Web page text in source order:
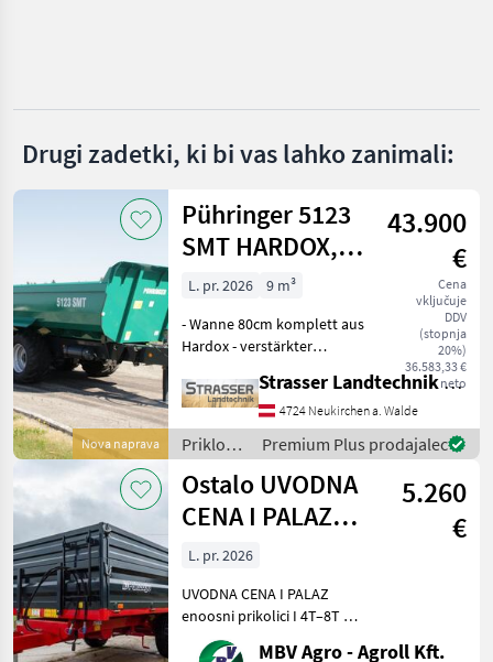
Drugi zadetki, ki bi vas lahko zanimali:
Nova naprava
Pühringer 5123
SMT HARDOX,
20t
43.900
€
Cena
vključuje
DDV
(stopnja
20%)
36.583,33 €
neto
L. pr. 2026
9 m³
- Wanne 80cm komplett aus
Hardox - verstärkter
doppelter Anzahl an
Versteifungen unten -
Schotterklappe 400mm
(Pendelbordwand oben mit
erhöhtem Dr
Strasser Landtechnik GmbH
4724 Neukirchen a. Walde
Priklopniki
/
Pühringer
Premium Plus prodajalec
Ostalo UVODNA
CENA I PALAZ
enoosni prikolici
5.260
€
L. pr. 2026
UVODNA CENA I PALAZ
enoosni prikolici I 4T–8T Če
gre za PALAZ, potem
MBV Agro - Agroll Kft.